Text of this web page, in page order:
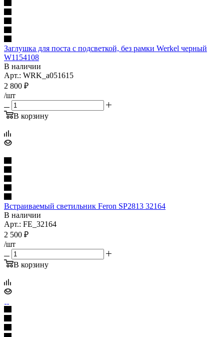
Заглушка для поста с подсветкой, без рамки Werkel черный
W1154108
В наличии
Арт.: WRK_a051615
2 800 ₽
/шт
В корзину
Встраиваемый светильник Feron SP2813 32164
В наличии
Арт.: FE_32164
2 500 ₽
/шт
В корзину